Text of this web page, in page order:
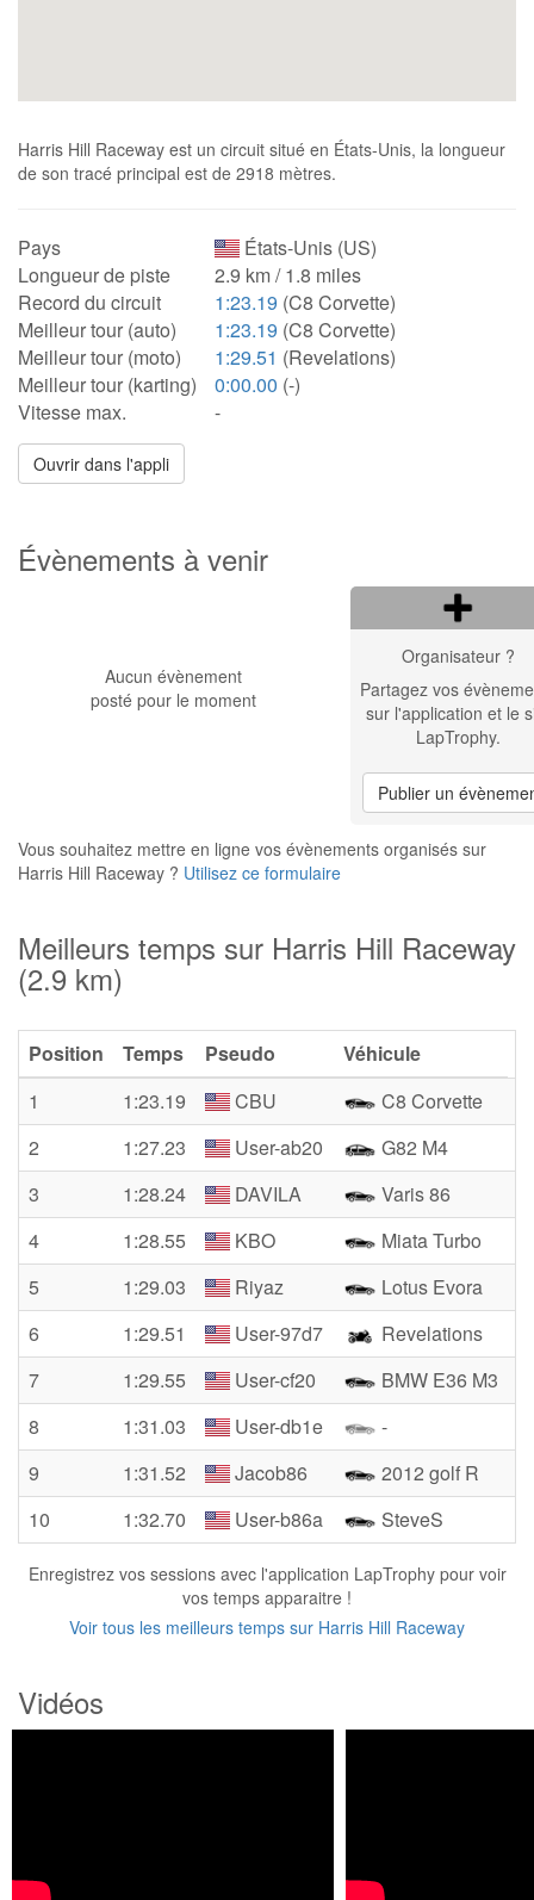
Harris Hill Raceway est un circuit situé en États-Unis, la longueur
de son tracé principal est de 2918 mètres.
Pays
États-Unis (US)
Longueur de piste
2.9 km / 1.8 miles
Record du circuit
1:23.19 (C8 Corvette)
Meilleur tour (auto)
1:23.19 (C8 Corvette)
Meilleur tour (moto)
1:29.51 (Revelations)
Meilleur tour (karting)
0:00.00 (-)
Vitesse max.
-
Ouvrir dans l'appli
Évènements à venir
Aucun évènement
posté pour le moment
Organisateur ?
Partagez vos
sur l'application et le
LapTrophy.
Publier un
Vous souhaitez mettre en ligne vos évènements organisés sur
Harris Hill Raceway ? Utilisez ce formulaire
Meilleurs temps sur Harris Hill Raceway
(2.9 km)
Position Temps Pseudo
Véhicule
1
1:23.19 CBU
C8 Corvette
2
1:27.23 User-ab20
G82 M4
3
1:28.24 DAVILA
Varis 86
4
1:28.55 KBO
Miata Turbo
5
1:29.03 Riyaz
Lotus Evora
6
1:29.51 User-97d7
Revelations
7
1:29.55 User-cf20
BMW E36 M3
8
1:31.03 User-db1e
-
9
1:31.52 Jacob86
2012 golf R
10
1:32.70 User-b86a SteveS
Enregistrez vos sessions avec l'application LapTrophy pour voir
vos temps apparaitre !
Voir tous les meilleurs temps sur Harris Hill Raceway
Vidéos